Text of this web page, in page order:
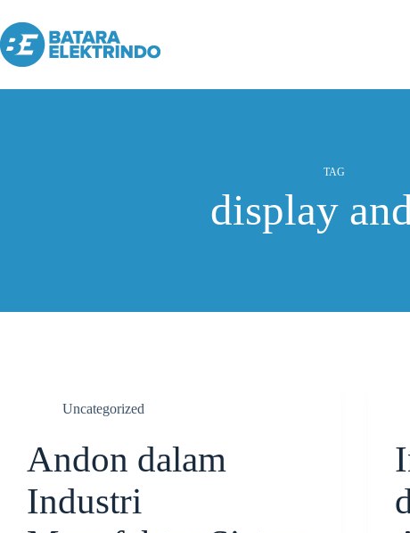
TAG
display
Uncategorized
Andon dalam
Industri